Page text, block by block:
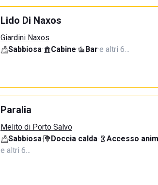
Lido Di Naxos
Giardini Naxos
Sabbiosa· Cabine· Bar·e altri 6…
Paralia
Melito di Porto Salvo
Sabbiosa· Doccia calda· Accesso
e altri 6…